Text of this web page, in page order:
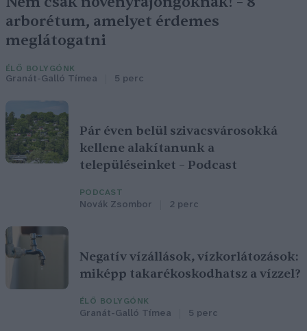
arborétum, amelyet érdemes
meglátogatni
ÉLŐ BOLYGÓNK
Granát-Galló Tímea 5 perc
Pár éven belül szivacsvárosokká
kellene alakítanunk a
településeinket – Podcast
PODCAST
Novák Zsombor 2 perc
Negatív vízállások, vízkorlátozások:
miképp takarékoskodhatsz a vízzel?
ÉLŐ BOLYGÓNK
Granát-Galló Tímea 5 perc